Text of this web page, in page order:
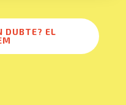
DUBTE? EL